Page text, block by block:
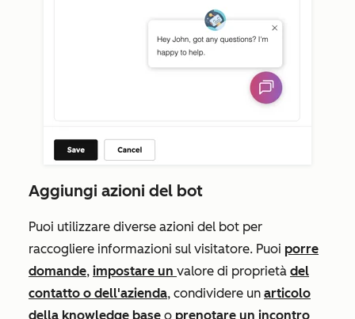
Aggiungi azioni del bot
Puoi utilizzare diverse azioni del bot per
raccogliere informazioni sul visitatore. Puoi porre
domande, impostare un valore di proprietà del
contatto o dell'azienda, condividere un articolo
della knowledge base o prenotare un incontro